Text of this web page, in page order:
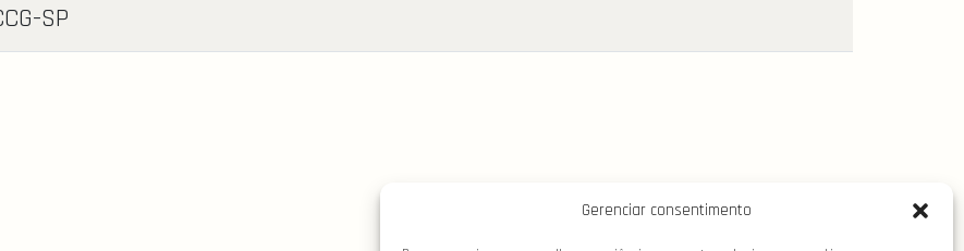
Gerenciar consentimento
SP